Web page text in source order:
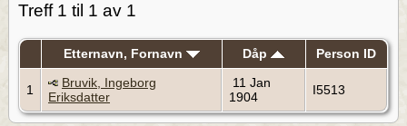
Treff 1 til 1 av 1
Etternavn, Fornavn Dåp Person ID
1
Bruvik, Ingeborg
Eriksdatter
11 Jan
1904
I5513